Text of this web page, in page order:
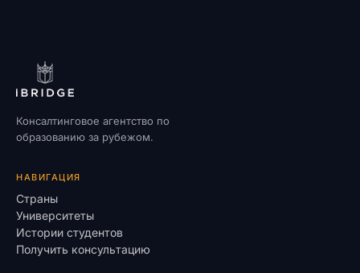
Консалтинговое агентство по
образованию за рубежом.
НАВИГАЦИЯ
Страны
Университеты
Истории студентов
Получить консультацию